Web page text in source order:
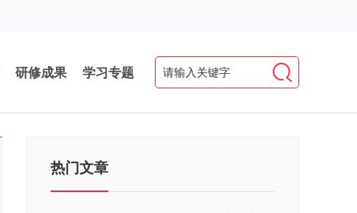
研修成果 学习专题
热门文章